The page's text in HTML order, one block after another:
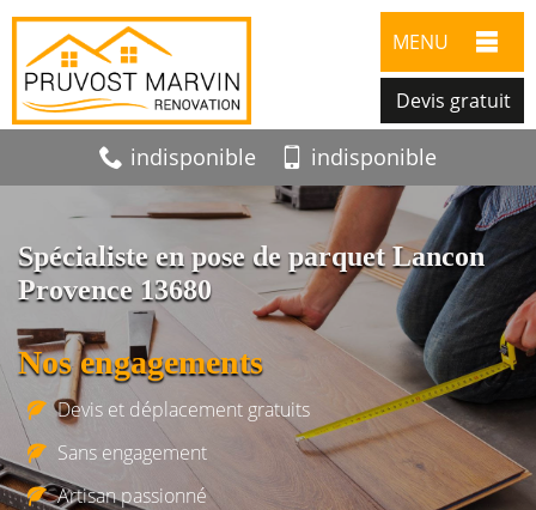
MENU
Devis gratuit
indisponible indisponible
Spécialiste en pose de parquet Lancon
Provence 13680
Nos engagements
Devis et déplacement gratuits
Sans engagement
Artisan passionné